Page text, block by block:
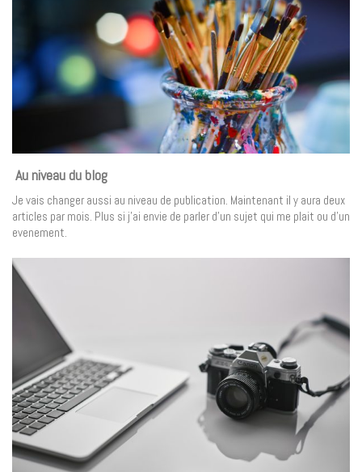
Au niveau du blog
Je vais changer aussi au niveau de publication. Maintenant il y aura deux
articles par mois. Plus si j’ai envie de parler d’un sujet qui me plait ou d’un
evenement.